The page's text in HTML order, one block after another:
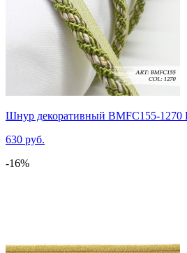
Шнур декоративный BMFC155-1270
630 руб.
-16%